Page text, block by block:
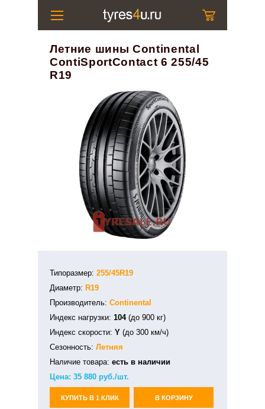
Летние шины Continental
ContiSportContact 6 255/45
R19
Типоразмер: 255/45R19
Диаметр: R19
Производитель: Continental
Индекс нагрузки: 104(до 900 кг)
Индекс скорости: Y (до 300 км/ч)
Сезонность: Летняя
Наличие товара: есть в наличии
Цена: 35 880 руб./шт.
КУПИТЬ В 1 КЛИК В КОРЗИНУ